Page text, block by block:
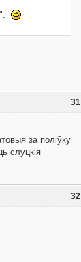
31
за поліўку
слуцкія
32